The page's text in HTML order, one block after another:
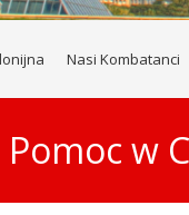
Nasi Kombatanci
w